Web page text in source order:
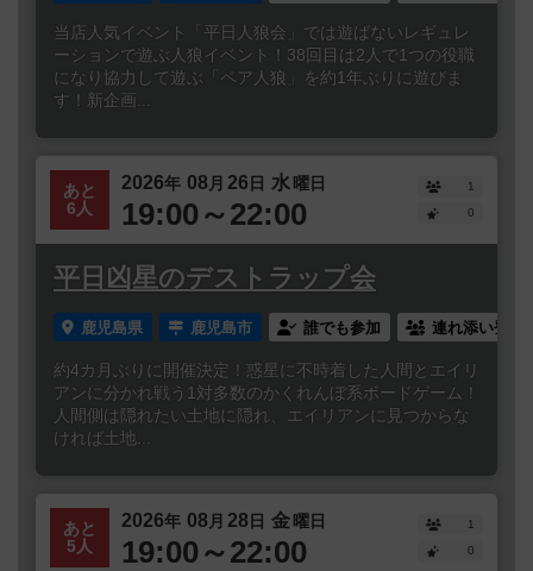
当店人気イベント「平日人狼会」では遊ばないレギュレ
ーションで遊ぶ人狼イベント！38回目は2人で1つの役職
になり協力して遊ぶ「ペア人狼」を約1年ぶりに遊びま
す！新企画...
あと
6人
2026年 08 月 26日 水曜日
19:00～22:00
1
0
平日凶星のデストラップ会
鹿児島県 鹿児島市 誰でも参加 連れ添い登録
約4カ月ぶりに開催決定！惑星に不時着した人間とエイリ
アンに分かれ戦う1対多数のかくれんぼ系ボードゲーム！
人間側は隠れたい土地に隠れ、エイリアンに見つからな
ければ土地...
あと
5人
2026年 08 月 28日 金曜日
19:00～22:00
1
0